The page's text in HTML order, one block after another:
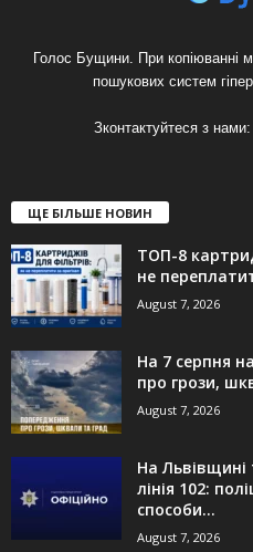
Голос Бущини. При копіюванні
пошукових систем
Зконтактуйтеся з нами:
ЩЕ БІЛЬШЕ НОВИН
ТОП-8
не
August 7, 2026
На 7 серпня
про грози,
August 7, 2026
На
лінія 102:
способи...
August 7, 2026